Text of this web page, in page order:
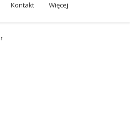
Kontakt Więcej